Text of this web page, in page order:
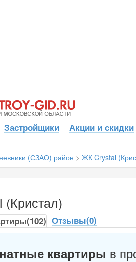
Застройщики Акции и скидки
(СЗАО) район > ЖК Crystal
Отзывы(0)
квартиры в